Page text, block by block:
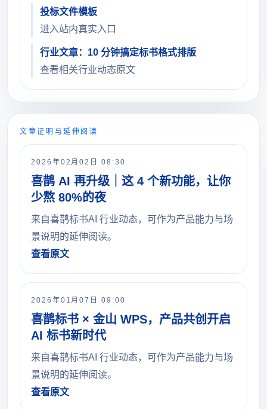
投标文件模板
进入站内真实入口
行业文章：10 分钟搞定标书格式排版
查看相关行业动态原文
文章证明与延伸阅读
2026年02月02日 08:30
喜鹊 AI 再升级｜这 4 个新功能，让你
少熬 80%的夜
来自喜鹊标书AI 行业动态，可作为产品能力与场
景说明的延伸阅读。
查看原文
2026年01月07日 09:00
喜鹊标书 × 金山 WPS，产品共创开启
AI 标书新时代
来自喜鹊标书AI 行业动态，可作为产品能力与场
景说明的延伸阅读。
查看原文